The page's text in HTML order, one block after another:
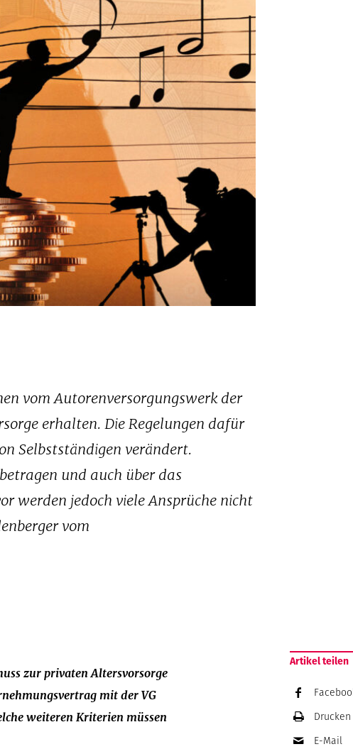
vom Autorenversorgungswerk der
erhalten. Die Regelungen dafür
Selbstständigen verändert.
und auch über das
werden jedoch viele Ansprüche nicht
vom
zur privaten Altersvorsorge
mit der VG
weiteren Kriterien müssen
Artikel teilen
Drucken
E-Mail